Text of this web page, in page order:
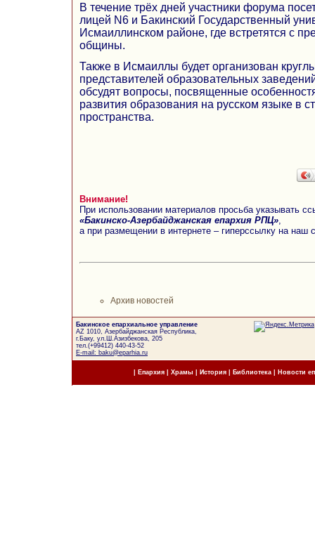
В течение трёх дней участники форума
лицей N6 и Бакинский Государственный
Исмаиллинском районе, где встретятся с
общины.
Также в Исмаиллы будет организован
представителей образовательных
обсудят вопросы, посвященные
развития образования на русском языке в
пространства.
Внимание!
При использовании материалов просьба указывать
«Бакинско-Азербайджанская епархия РПЦ»
а при размещении в интернете – гиперссылку на наш
Архив новостей
Бакинское епархиальное управление
AZ 1010, Азербайджанская Республика,
г.Баку, ул.Ш.Азизбекова, 205
тел.(+99412) 440-43-52
E-mail: baku@eparhia.ru
Епархия| Храмы История| Библиотека Новости